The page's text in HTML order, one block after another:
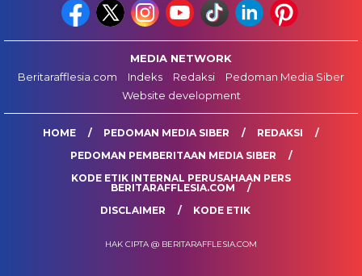
MEDIA NETWORK
Beritarafflesia.com
Indeks Redaksi
Pedoman Media Siber
Website development
HOME PEDOMAN MEDIA SIBER
REDAKSI
PEDOMAN PEMBERITAAN MEDIA SIBER
KODE ETIK INTERNAL PERUSAHAAN PERS
BERITARAFFLESIA.COM
DISCLAIMER
KODE ETIK
HAK CIPTA @ BERITARAFFLESIA.COM